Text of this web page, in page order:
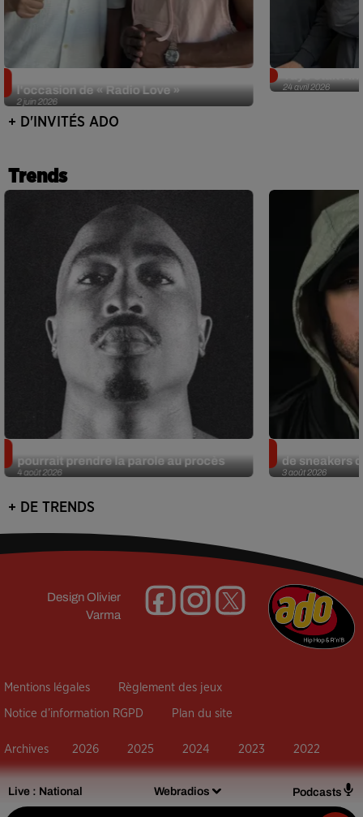
Live : National Webradios Podcasts
2 juin 2026
l'occasion de « Radio Love »
24 avril 2026
+ D'INVITÉS ADO
Trends
4 août 2026
pourrait prendre la parole au procès
3 août 2026
de sneakers
+ DE TRENDS
Design Olivier
Varma
Mentions légales Règlement des jeux
Notice d’information RGPD Plan du site
Archives 2026 2025 2024 2023 2022